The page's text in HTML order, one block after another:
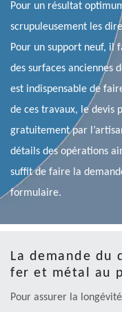
Pour un résultat
scrupuleusement les
Pour un support neuf, il
des surfaces anciennes
est indispensable de
de ces travaux, le
gratuitement par
détails des opérations
suffit de faire la
formulaire.
La demande
fer et métal au
Pour assurer la